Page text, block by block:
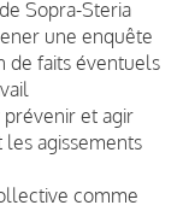
Sopra-Steria
une enquête
de faits éventuels
prévenir et agir
agissements
comme